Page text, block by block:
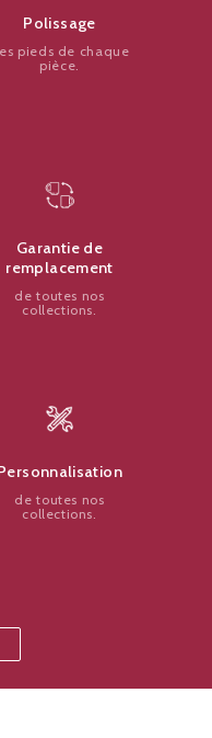
Polissage
pieds de chaque
pièce.
Garantie de
remplacement
de toutes nos
collections.
de toutes nos
collections.